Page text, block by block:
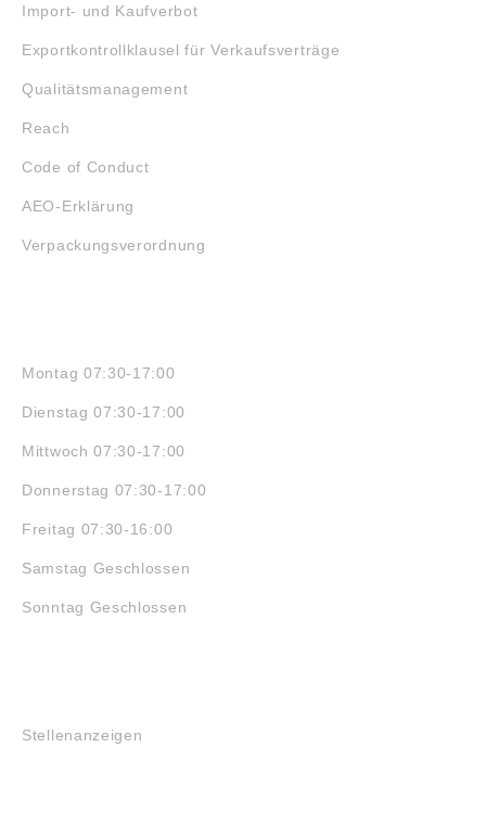
Import- und Kaufverbot
Exportkontrollklausel für Verkaufsverträge
Qualitätsmanagement
Reach
Code of Conduct
AEO-Erklärung
Verpackungsverordnung
Montag 07:30-17:00
Dienstag 07:30-17:00
Mittwoch 07:30-17:00
Donnerstag 07:30-17:00
Freitag 07:30-16:00
Samstag Geschlossen
Sonntag Geschlossen
Stellenanzeigen